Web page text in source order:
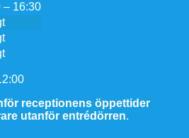
– 16:30
receptionens öppettider
utanför entrédörren.